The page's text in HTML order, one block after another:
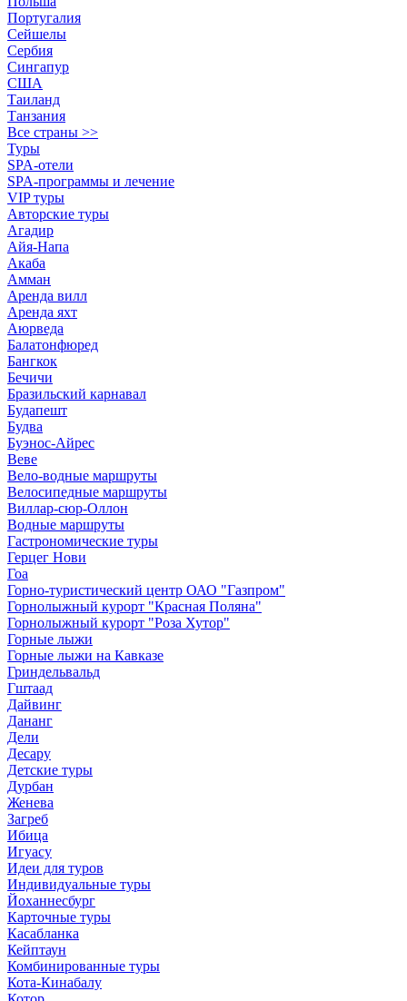
Португалия
Сейшелы
Сербия
Сингапур
США
Таиланд
Танзания
Все страны >>
Туры
SPA-отели
SPA-программы и лечение
VIP туры
Авторские туры
Агадир
Айя-Напа
Акаба
Амман
Аренда вилл
Аренда яхт
Аюрведа
Балатонфюред
Бангкок
Бечичи
Бразильский карнавал
Будапешт
Будва
Буэнос-Айрес
Веве
Вело-водные маршруты
Велосипедные маршруты
Виллар-сюр-Оллон
Водные маршруты
Гастрономические туры
Герцег Нови
Гоа
Горно-туристический центр ОАО "Газпром"
Горнолыжный курорт "Красная Поляна"
Горнолыжный курорт "Роза Хутор"
Горные лыжи
Горные лыжи на Кавказе
Гриндельвальд
Гштаад
Дайвинг
Дананг
Дели
Десару
Детские туры
Дурбан
Женева
Загреб
Ибица
Игуасу
Идеи для туров
Индивидуальные туры
Йоханнесбург
Карточные туры
Касабланка
Кейптаун
Комбинированные туры
Кота-Кинабалу